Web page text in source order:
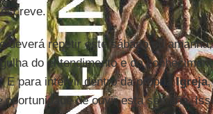
deverá repetir este sábado ou
do entendimento e do
E para intervir dentro da própriaIgreja,
de ouvir esta semana.